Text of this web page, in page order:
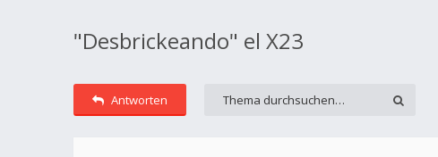
"Desbrickeando" el X23
Antworten